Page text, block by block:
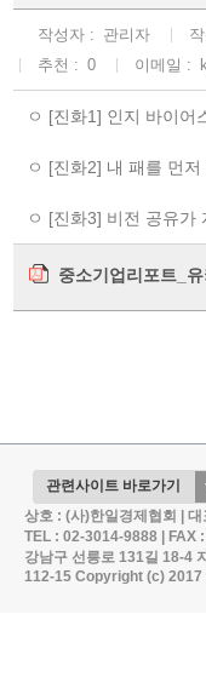
작성자 : 관리자
추천 : 0 이메일 :
ㅇ [진화1] 인지 바이어
ㅇ [진화2] 내 패를 먼저
ㅇ [진화3] 비전 공유가
중소기업리포트_
상호 : (사)한일경제협회 |
TEL : 02-3014-9888 | FAX
강남구 선릉로 131길 18-4
112-15Copyright (c) 2017